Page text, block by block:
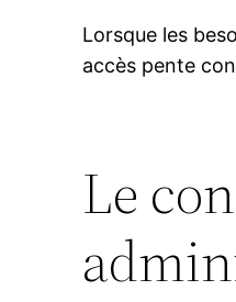
Lorsque les
accès pente
Le